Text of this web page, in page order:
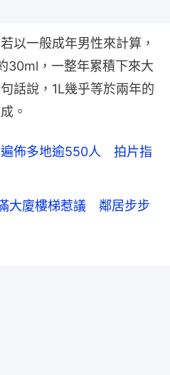
以一般成年男性來計算，
30ml，一整年累積下來大
話說，1L幾乎等於兩年的
。
遍佈多地逾550人 拍片指
大廈樓梯惹議 鄰居步步